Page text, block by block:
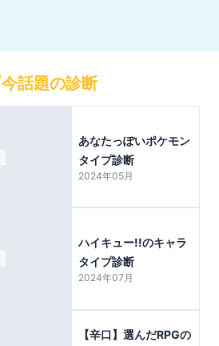
今話題の診断
あなたっぽいポケモン
タイプ診断
2024年05月
ハイキュー!!のキャラ
タイプ診断
2024年07月
【辛口】選んだRPGの